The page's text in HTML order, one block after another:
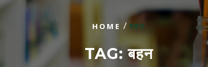
HOME / बहन
TAG:बहन